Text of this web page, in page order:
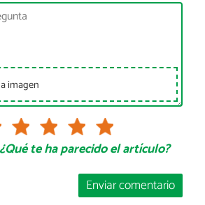
imagen
¿Qué te ha parecido el artículo?
Enviar comentario